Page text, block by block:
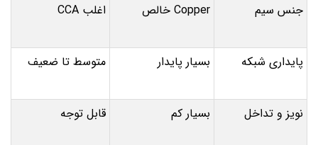
جنس سیم Copper خالص اغلب CCA
پایداری شبکه بسیار پایدار متوسط تا ضعیف
نویز و تداخل بسیار کم قابل توجه